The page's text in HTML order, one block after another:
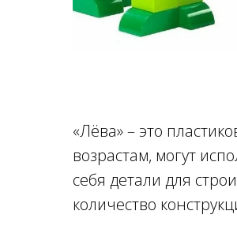
«Лёва» – это
возрастам, могут
себя детали для
количество